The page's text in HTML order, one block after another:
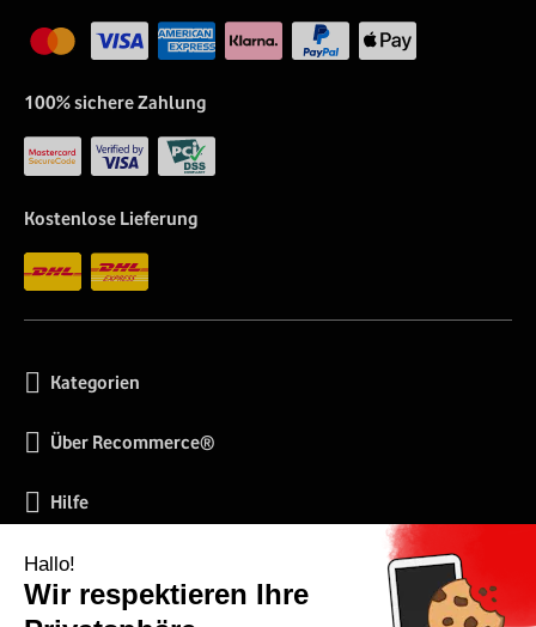
100% sichere Zahlung
Kostenlose Lieferung
Kategorien
Über Recommerce®
Hilfe
Soziale Netzwerke